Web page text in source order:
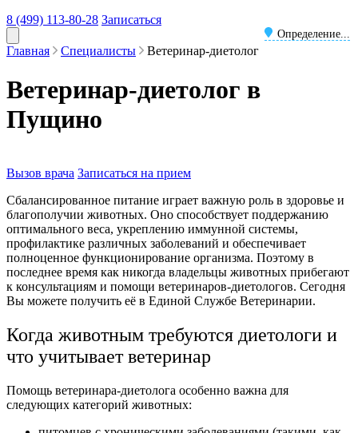
8 (499) 113-80-28
Определение...
Записаться
Главная Специалисты Ветеринар-диетолог
Ветеринар-диетолог в
Пущино
Вызов врача Записаться на прием
Сбалансированное питание играет важную роль в здоровье и
благополучии животных. Оно способствует поддержанию
оптимального веса, укреплению иммунной системы,
профилактике различных заболеваний и обеспечивает
полноценное функционирование организма. Поэтому в
последнее время как никогда владельцы животных прибегают
к консультациям и помощи ветеринаров-диетологов. Сегодня
Вы можете получить её в Единой Службе Ветеринарии.
Когда животным требуются диетологи и
что учитывает ветеринар
Помощь ветеринара-диетолога особенно важна для
следующих категорий животных: